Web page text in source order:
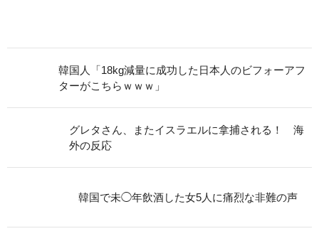
韓国人「18kg減量に成功した日本人のビフォーアフ
ターがこちらｗｗｗ」
グレタさん、またイスラエルに拿捕される！ 海
外の反応
韓国で未◯年飲酒した女5人に痛烈な非難の声